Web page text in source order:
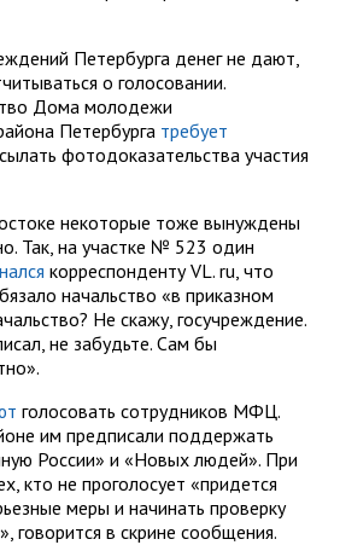
Петербурга денег не дают,
о голосовании.
Дома молодежи
Петербурга требует
фотодоказательства участия
некоторые тоже вынуждены
Так, на участке № 523 один
корреспонденту VL. ru, что
начальство «в приказном
Не скажу, госучреждение.
не забудьте. Сам бы
голосовать сотрудников МФЦ.
им предписали поддержать
России» и «Новых людей». При
кто не проголосует «придется
меры и начинать проверку
говорится в скрине сообщения.